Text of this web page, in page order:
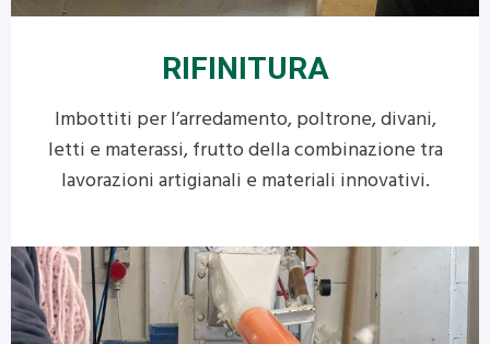
RIFINITURA
Imbottiti per l’arredamento, poltrone, divani,
letti e materassi, frutto della combinazione tra
lavorazioni artigianali e materiali innovativi.